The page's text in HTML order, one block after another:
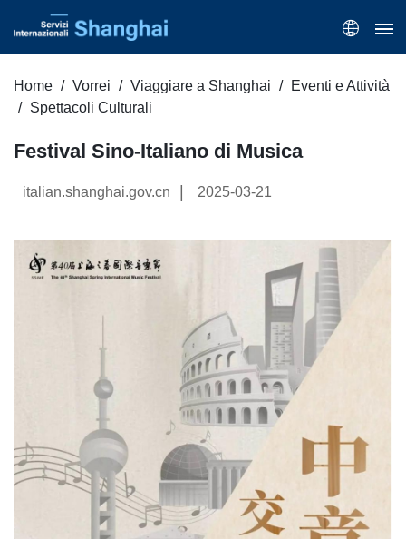
Home Vorrei Viaggiare a Shanghai
Eventi e Attività
Spettacoli Culturali
Festival Sino-Italiano di Musica
italian.shanghai.gov.cn | 2025-03-21